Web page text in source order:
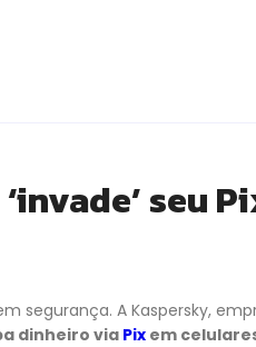
seu
segurança. A Kaspersky,
dinheiro viaPix em